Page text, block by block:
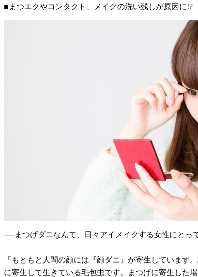
■まつエクやコンタクト、メイクの洗い残しが原因に!?
──まつげダニなんて、日々アイメイクする女性にとっ
「もともと人間の顔には『顔ダニ』が寄生していま
に寄生して生きている毛包虫です。まつげに寄生した